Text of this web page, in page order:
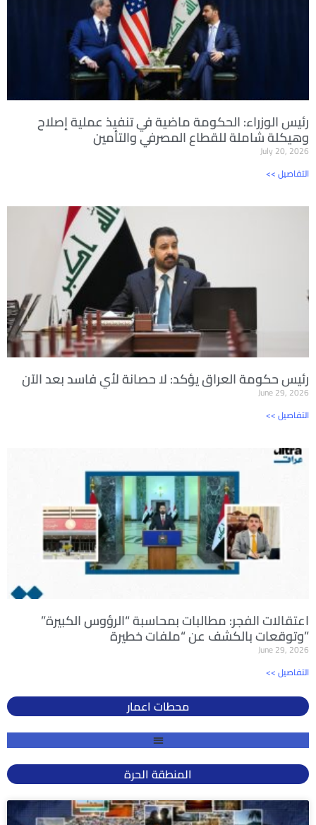
رئيس الوزراء: الحكومة ماضية في تنفيذ عملية إصلاح
وهيكلة شاملة للقطاع المصرفي والتأمين
July 20, 2026
<< التفاصيل
رئيس حكومة العراق يؤكد: لا حصانة لأي فاسد بعد الآن
June 29, 2026
<< التفاصيل
اعتقالات الفجر: مطالبات بمحاسبة “الرؤوس الكبيرة”
وتوقعات بالكشف عن “ملفات خطيرة”
June 29, 2026
<< التفاصيل
محطات اعمار
المنطقة الحرة